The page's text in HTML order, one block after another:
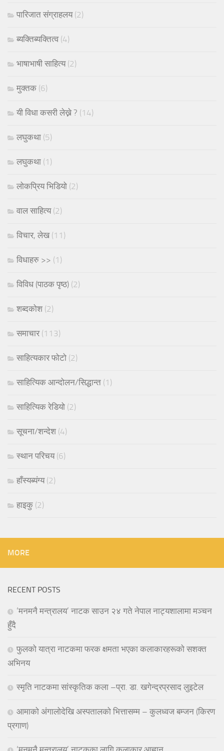
पारिजात संग्राहलय(2)
ब्यक्तिब्यक्तित्व(4)
भाषाभाषी साहित्य(2)
मुक्तक (6)
यी विधा कसरी लेख्ने ? (14)
लघुकथा (5)
लघुकथा (1)
लोकप्रिय भिडियो (2)
वाल साहित्य(2)
विचार, लेख(11)
विधाहरु >> (1)
विविध (पाठक पृष्ठ) (2)
शब्दकोश (2)
समाचार(113)
साहित्यकार फोटो (2)
साहित्यिक आन्दोलन/सिद्धान्त (1)
साहित्यिक रेडियो (2)
सूचना/शन्देश (4)
स्थान परिचय(6)
हाँस्यब्यंग्य(2)
हाइकु (2)
MORE
RECENT POSTS
‘मनमनै मन्त्रालय’ नाटक साउन २४ गते नेपाल नाट्यशालामा मञ्चन
हुँदै
फुलको यात्रा नाटकमा फरक क्षमता भएका कलाकारहरूको सशक्त
अभिनय
स्मृति नाटकमा सांस्कृतिक कला –प्रा. डा. खगेन्द्रप्रसाद लुइटेल
आमाको अंगालोदेखि अस्पतालको भित्तासम्म – कुलध्वज बम्जन (किरण
प्रगाण)